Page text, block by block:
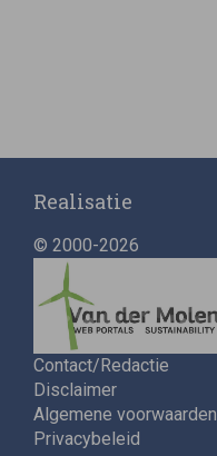
Realisatie
© 2000-2026
Contact/Redactie
Disclaimer
Algemene voorwaarden
Privacybeleid